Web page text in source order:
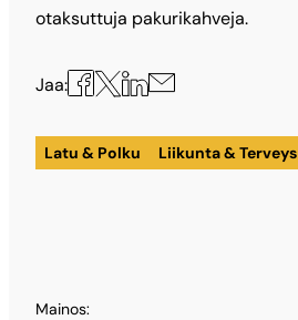
otaksuttuja pakurikahveja.
Jaa: Jaa
Facebookissa
Jaa
X:ssä
Jaa
LinkedInissä
Jaa
sähköpostilla
Latu & Polku Liikunta & Terveys
Mainos: